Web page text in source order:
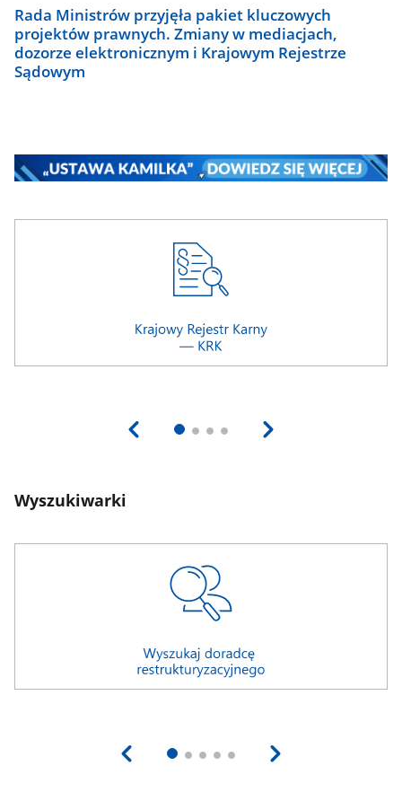
Rada Ministrów przyjęła pakiet kluczowych
projektów prawnych. Zmiany w mediacjach,
dozorze elektronicznym i Krajowym Rejestrze
Sądowym
Wyszukiwarki